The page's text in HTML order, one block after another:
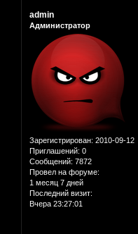
admin
Администратор
Зарегистрирован: 2010-09-12
Приглашений: 0
Сообщений: 7872
Провел на форуме:
1 месяц 7 дней
Последний визит:
Вчера 23:27:01